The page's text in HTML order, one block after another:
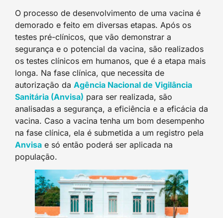
O processo de desenvolvimento de uma vacina é
demorado e feito em diversas etapas. Após os
testes pré-clínicos, que vão demonstrar a
segurança e o potencial da vacina, são realizados
os testes clínicos em humanos, que é a etapa mais
longa. Na fase clínica, que necessita de
autorização da Agência Nacional de Vigilância
Sanitária (Anvisa) para ser realizada, são
analisadas a segurança, a eficiência e a eficácia da
vacina. Caso a vacina tenha um bom desempenho
na fase clínica, ela é submetida a um registro pela
Anvisa e só então poderá ser aplicada na
população.